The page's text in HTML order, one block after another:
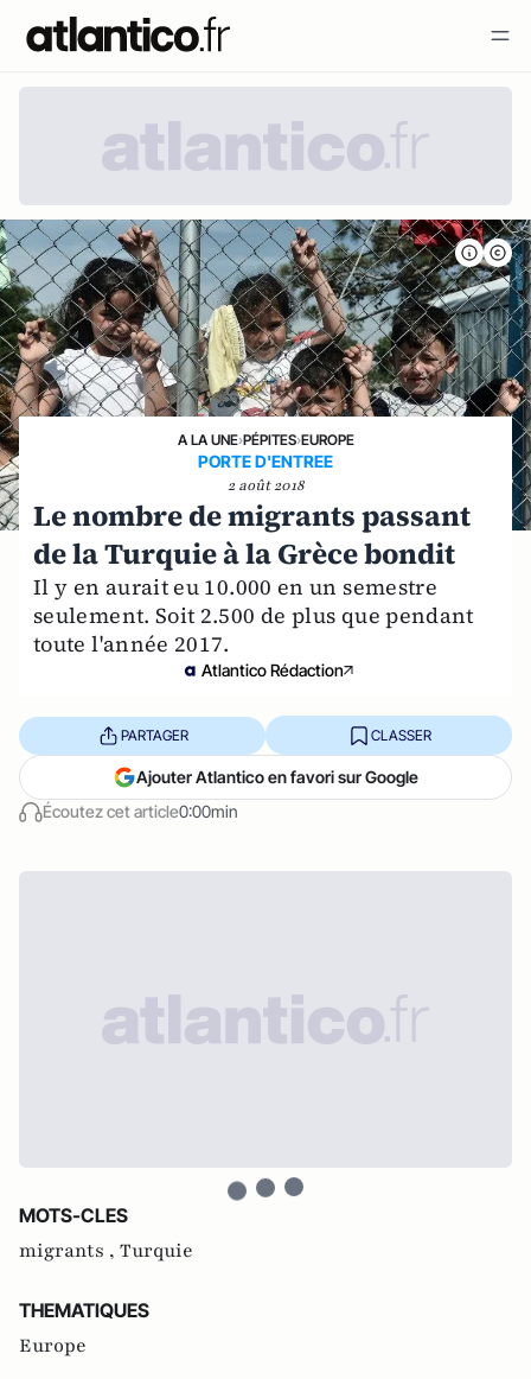
A LA UNE›PÉPITES›EUROPE
PORTE D'ENTREE
2 août 2018
Le nombre de migrants passant
de la Turquie à la Grèce bondit
Il y en aurait eu 10.000 en un semestre
seulement. Soit 2.500 de plus que pendant
toute l'année 2017.
Atlantico Rédaction
Écoutez cet article0:00min
PARTAGER CLASSER
Ajouter Atlantico en favori sur Google
MOTS-CLES
migrants , Turquie
THEMATIQUES
Europe